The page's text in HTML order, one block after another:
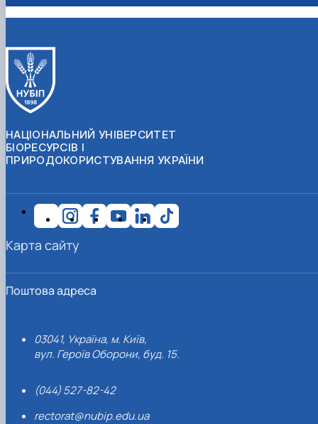
НАЦІОНАЛЬНИЙ УНІВЕРСИТЕТ
БІОРЕСУРСІВ І
ПРИРОДОКОРИСТУВАННЯ УКРАЇНИ
Поштова адреса
03041, Україна, м. Київ,
вул. Героїв Оборони, буд. 15.
(044) 527-82-42
rectorat@nubip.edu.ua
Карта сайту